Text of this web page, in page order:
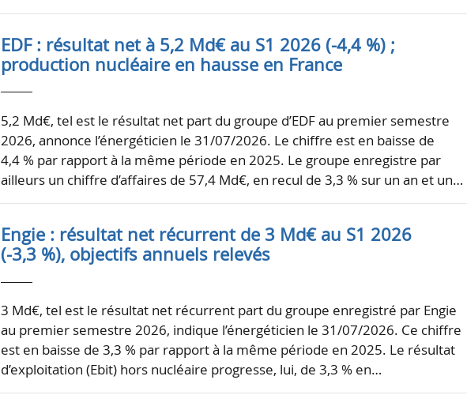
EDF : résultat net à 5,2 Md€ au S1 2026 (-4,4 %) ;
production nucléaire en hausse en France
5,2 Md€, tel est le résultat net part du groupe d’EDF au premier semestre
2026, annonce l’énergéticien le 31/07/2026. Le chiffre est en baisse de
4,4 % par rapport à la même période en 2025. Le groupe enregistre par
ailleurs un chiffre d’affaires de 57,4 Md€, en recul de 3,3 % sur un an et un…
Engie : résultat net récurrent de 3 Md€ au S1 2026
(-3,3 %), objectifs annuels relevés
3 Md€, tel est le résultat net récurrent part du groupe enregistré par Engie
au premier semestre 2026, indique l’énergéticien le 31/07/2026. Ce chiffre
est en baisse de 3,3 % par rapport à la même période en 2025. Le résultat
d’exploitation (Ebit) hors nucléaire progresse, lui, de 3,3 % en…